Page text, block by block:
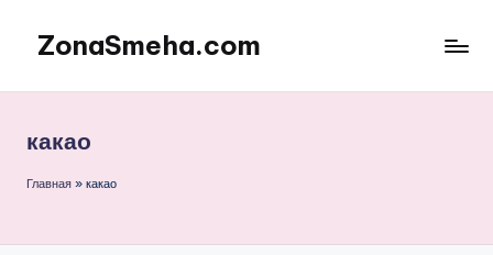
Перейти
содержимому
ZonaSmeha.com
питание
какао
Главная » какао